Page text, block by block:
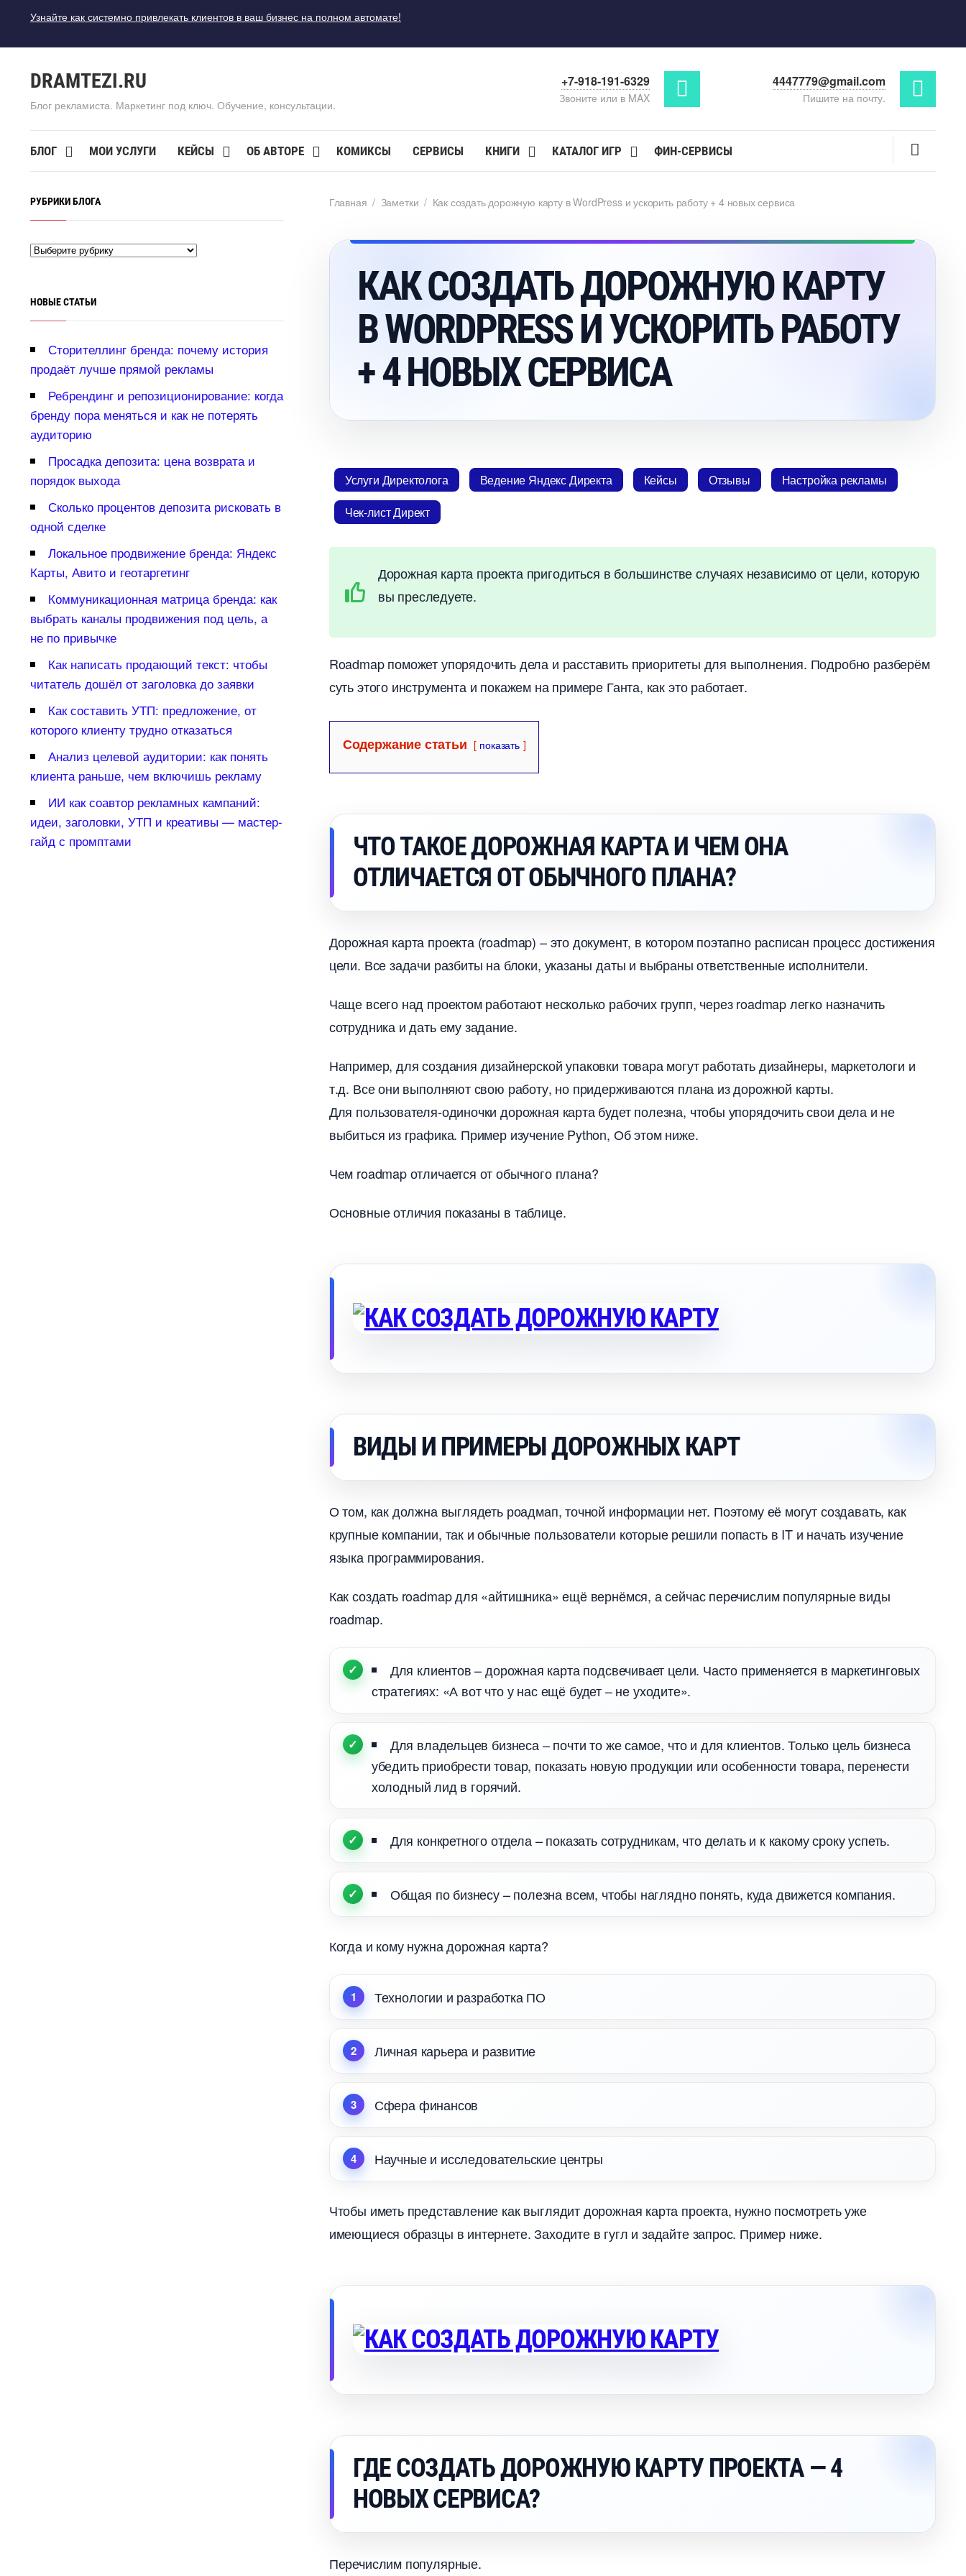
Узнайте как системно привлекать клиентов в ваш бизнес на полном автомате!
DRAMTEZI.RU
Блог рекламиста. Маркетинг под ключ. Обучение, консультации.
+7-918-191-6329
Звоните или в MAX
4447779@gmail.com
Пишите на почту.
БЛОГ МОИ УСЛУГИ КЕЙСЫ ОБ АВТОРЕ КОМИКСЫ СЕРВИСЫ КНИГИ КАТАЛОГ ИГР ФИН-СЕРВИСЫ
Главная / Заметки / Как создать дорожную карту в WordPress и ускорить работу + 4 новых сервиса
КАК СОЗДАТЬ ДОРОЖНУЮ КАРТУ
WORDPRESS И УСКОРИТЬ РАБОТУ
+ 4 НОВЫХ СЕРВИСА
Услуги Директолога едение Яндекс Директа Кейсы Отзывы
Настройка рекламы
Чек-лист Директ
Дорожная карта проекта пригодиться в большинстве случаях независимо от цели, которую
ы преследуете.
Roadmap поможет упорядочить дела и расставить приоритеты для выполнения. Подробно разберём
суть этого инструмента и покажем на примере Ганта, как это работает.
Содержание статьи показать
ЧТО ТАКОЕ ДОРОЖНАЯ КАРТА И ЧЕМ ОНА
ОТЛИЧАЕТСЯ ОТ ОБЫЧНОГО ПЛАНА?
Дорожная карта проекта (roadmap) – это документ, в котором поэтапно расписан процесс достижения
цели. Все задачи разбиты на блоки, указаны даты и выбраны ответственные исполнители.
Чаще всего над проектом работают несколько рабочих групп, через roadmap легко назначить
сотрудника и дать ему задание.
Например, для создания дизайнерской упаковки товара могут работать дизайнеры, маркетологи и
т.д. Все они выполняют свою работу, но придерживаются плана из дорожной карты.
Для пользователя-одиночки дорожная карта будет полезна, чтобы упорядочить свои дела и не
ыбиться из графика. Пример изучение Python, Об этом ниже.
Чем roadmap отличается от обычного плана?
Основные отличия показаны в таблице.
ИДЫ И ПРИМЕРЫ ДОРОЖНЫХ КАРТ
О том, как должна выглядеть роадмап, точной информации нет. Поэтому её могут создавать, как
крупные компании, так и обычные пользователи которые решили попасть в IT и начать изучение
языка программирования.
Как создать roadmap для «айтишника» ещё вернёмся, а сейчас перечислим популярные виды
roadmap.
Для клиентов – дорожная карта подсвечивает цели. Часто применяется в маркетинговых
стратегиях: «А вот что у нас ещё будет – не уходите».
Для владельцев бизнеса – почти то же самое, что и для клиентов. Только цель бизнеса
убедить приобрести товар, показать новую продукции или особенности товара, перенести
холодный лид в горячий.
Для конкретного отдела – показать сотрудникам, что делать и к какому сроку успеть.
Общая по бизнесу – полезна всем, чтобы наглядно понять, куда движется компания.
Когда и кому нужна дорожная карта?
Технологии и разработка ПО
Личная карьера и развитие
Сфера финансо
Научные и исследовательские центры
Чтобы иметь представление как выглядит дорожная карта проекта, нужно посмотреть уже
имеющиеся образцы в интернете. Заходите в гугл и задайте запрос. Пример ниже.
ГДЕ СОЗДАТЬ ДОРОЖНУЮ КАРТУ ПРОЕКТА — 4
НОВЫХ СЕРВИСА?
Перечислим популярные.
РУБРИКИ БЛОГА
НОВЫЕ СТАТЬИ
Сторителлинг бренда: почему история
продаёт лучше прямой рекламы
Ребрендинг и репозиционирование: когда
ренду пора меняться и как не потерять
аудиторию
Просадка депозита: цена возврата и
порядок выхода
Сколько процентов депозита рисковать
одной сделке
Локальное продвижение бренда: Яндекс
Карты, Авито и геотаргетин
Коммуникационная матрица бренда: как
ыбрать каналы продвижения под цель, а
не по привычке
Как написать продающий текст: чтобы
читатель дошёл от заголовка до заявки
Как составить УТП: предложение, от
которого клиенту трудно отказаться
Анализ целевой аудитории: как понять
клиента раньше, чем включишь рекламу
ИИ как соавтор рекламных кампаний:
идеи, заголовки, УТП и креативы — мастер-
айд с промптами